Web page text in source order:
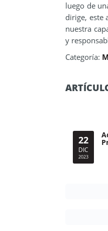
luego de
dirige, este
nuestra
y
Categoría:
22
DIC
2023